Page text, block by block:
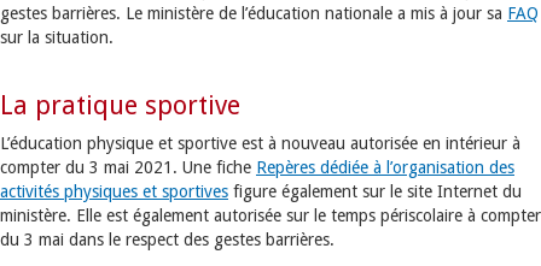
gestes barrières. Le ministère de l’éducation nationale a mis à jour sa FAQ
sur la situation.
La pratique sportive
L’éducation physique et sportive est à nouveau autorisée en intérieur à
compter du 3 mai 2021. Une fiche Repères dédiée à l’organisation des
activités physiques et sportives figure également sur le site Internet du
ministère. Elle est également autorisée sur le temps périscolaire à compter
du 3 mai dans le respect des gestes barrières.